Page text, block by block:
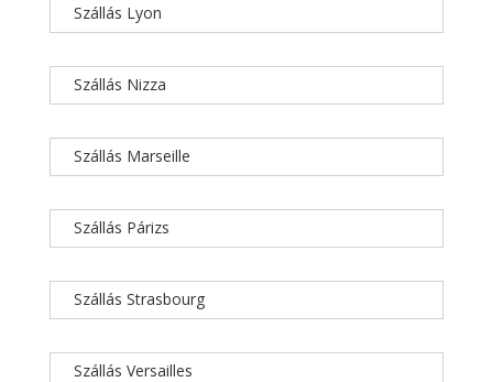
Szállás Lyon
Szállás Nizza
Szállás Marseille
Szállás Párizs
Szállás Strasbourg
Szállás Versailles